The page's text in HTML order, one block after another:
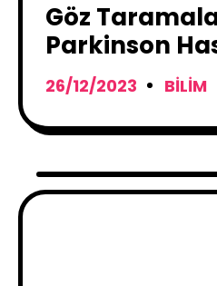
Göz
Parkinson
Erken Teşhisi
Olabilir
26/12/2023 BILIM